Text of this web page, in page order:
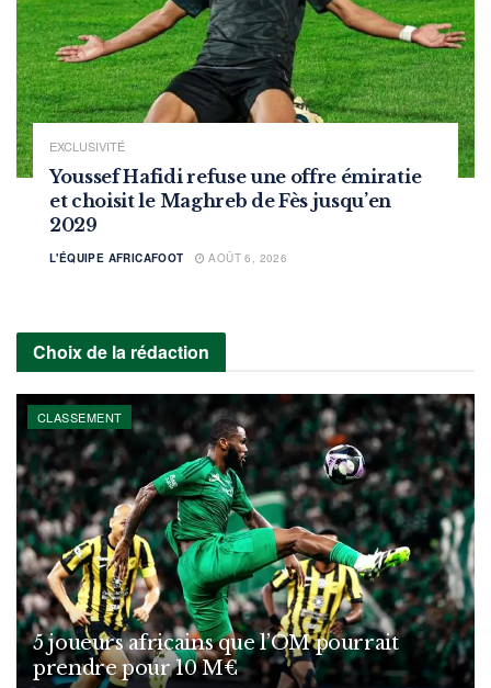
EXCLUSIVITÉ
Youssef Hafidi refuse une offre émiratie
et choisit le Maghreb de Fès jusqu’en
2029
L'ÉQUIPE AFRICAFOOT AOÛT 6, 2026
Choix de la rédaction
CLASSEMENT
5 joueurs africains que l’OM pourrait
prendre pour 10 M€